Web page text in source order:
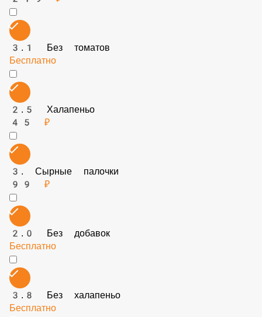
Бесплатно
ДОП Котлета XL
219 ₽
3.1 Без томатов
Бесплатно
2.5 Халапеньо
45 ₽